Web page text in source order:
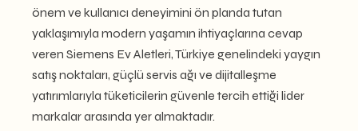
önem ve kullanıcı deneyimini ön planda tutan
yaklaşımıyla modern yaşamın ihtiyaçlarına cevap
veren Siemens Ev Aletleri, Türkiye genelindeki yaygın
satış noktaları, güçlü servis ağı ve dijitalleşme
yatırımlarıyla tüketicilerin güvenle tercih ettiği lider
markalar arasında yer almaktadır.